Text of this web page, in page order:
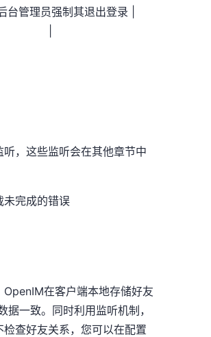
管理员强制其退出登录 |
调 |
，这些监听会在其他章节中
未完成的错误
在客户端本地存储好友
一致。同时利用监听机制，
查好友关系，您可以在配置